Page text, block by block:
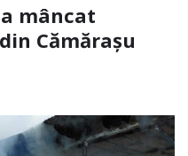
a mâncat
Cămărașu